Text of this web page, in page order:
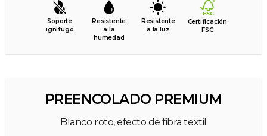
Soporte
ignífugo
Resistente
a la
humedad
Resistente
a la luz
Certificación
FSC
PREENCOLADO PREMIUM
Blanco roto, efecto de fibra textil